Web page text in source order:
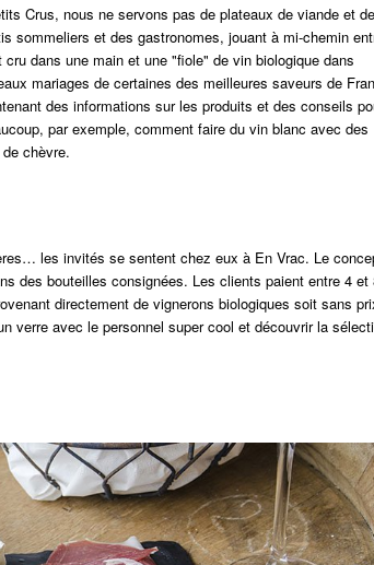
Crus, nous ne servons pas de plateaux de viande et de
sommeliers et des gastronomes, jouant à mi-chemin
dans une main et une "fiole" de vin biologique dans
mariages de certaines des meilleures saveurs de
des informations sur les produits et des conseils
par exemple, comment faire du vin blanc avec des
chèvre.
les invités se sentent chez eux à En Vrac. Le
des bouteilles consignées. Les clients paient entre 4 et
directement de vignerons biologiques soit sans
verre avec le personnel super cool et découvrir la